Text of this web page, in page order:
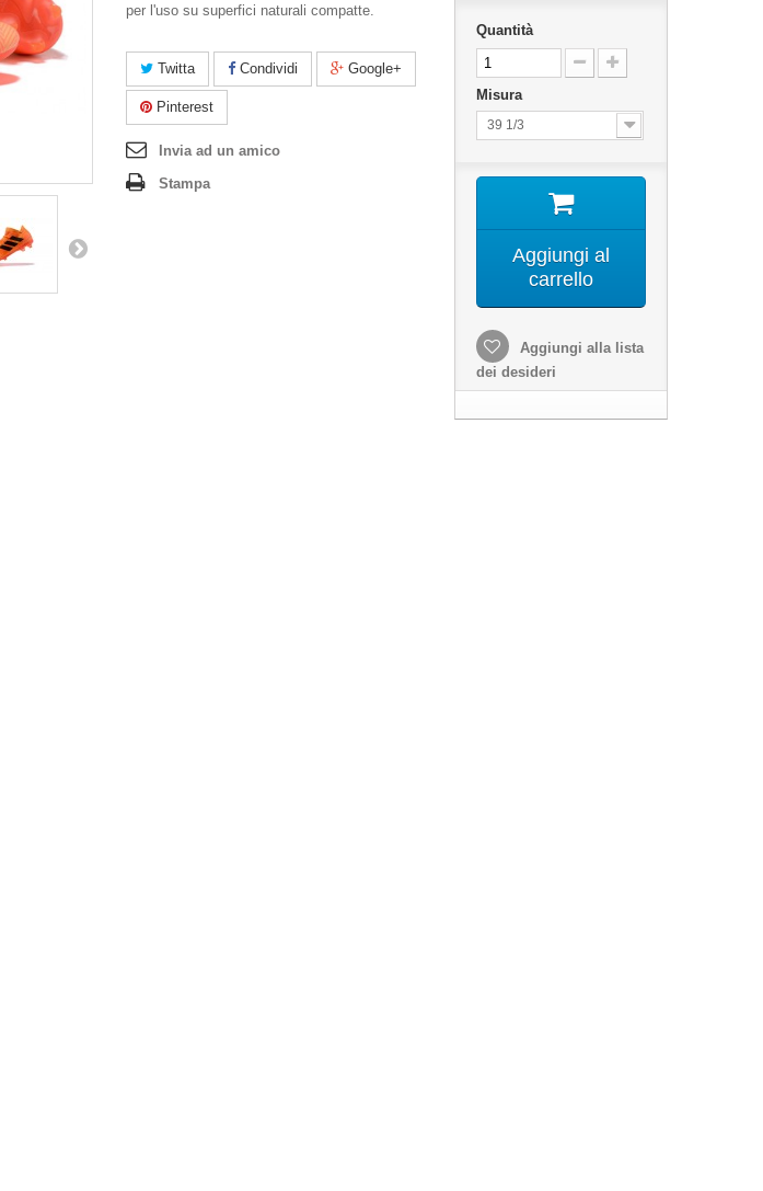
per l'uso su superfici naturali compatte.
Twitta Condividi Google+
Pinterest
Invia ad un amico
Stampa
Quantità
Misura
39 1/3
Aggiungi al
carrello
Aggiungi alla lista
dei desideri